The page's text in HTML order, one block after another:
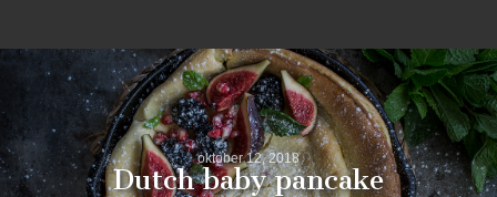
oktober 12, 2018
Dutch baby pancake